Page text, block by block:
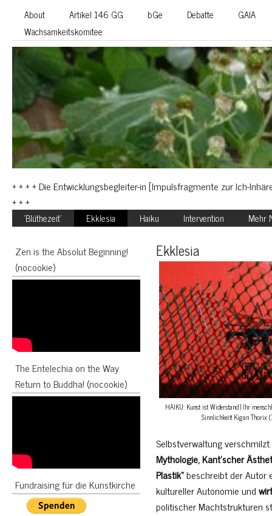
About Artikel 146 GG bGe Debatte
GAIA
Wachsamkeitskomitee
+ + + + Die Entwicklungsbegleiter-in [Impulsfragmente zur Ich-
+ + +
‘Blüthezeit’ Ekklesia Haiku Intervention Mehr
Zen is the Absolut Beginning!
(nocookie)
The Entelechia on the Way
Return to Buddha! (nocookie)
Fundraising für die Kunstkirche
Ekklesia
HAIKU: Kunst ist Widerstand | Ihr
Sinnlichkeit! Kigan Thorix
Selbstverwaltung
Mythologie, Kant’scher
Plastik“beschreibt der Autor
kultureller Autonomie und
politischer Machtstrukturen